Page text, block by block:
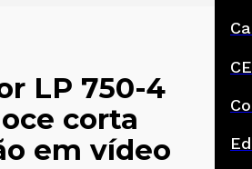
LP 750-4
corta
em vídeo